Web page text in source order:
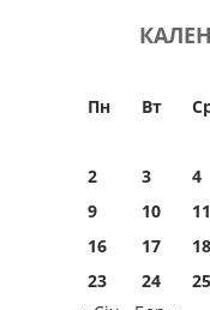
Пн Вт
2
3 4
9
10 11
16
17 18
23
24 25